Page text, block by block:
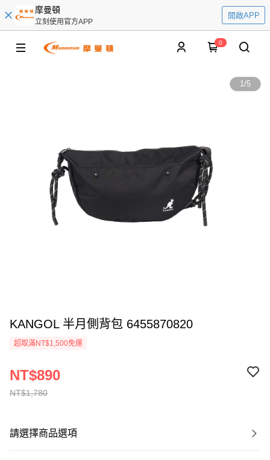
摩曼頓
立刻使用官方APP
開啟APP
0
1/5
KANGOL 半月側背包 6455870820
超取滿NT$1,500免運
NT$1,780
NT$890
請選擇商品選項